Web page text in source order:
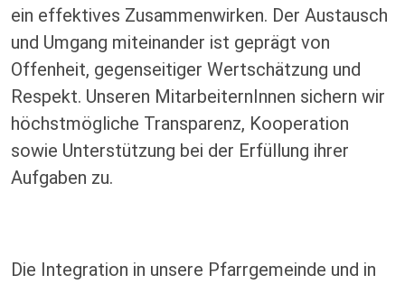
ein effektives Zusammenwirken. Der Austausch
und Umgang miteinander ist geprägt von
Offenheit, gegenseitiger Wertschätzung und
Respekt. Unseren MitarbeiternInnen sichern wir
höchstmögliche Transparenz, Kooperation
sowie Unterstützung bei der Erfüllung ihrer
Aufgaben zu.
Die Integration in unsere Pfarrgemeinde und in